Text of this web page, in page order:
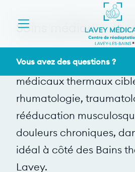
Vous avez des questions ?
Soins médicaux
Lavey Médical propose
médicaux thermaux
rhumatologie,
rééducation
douleurs chroniques,
idéal à côté des Bains
Lavey.